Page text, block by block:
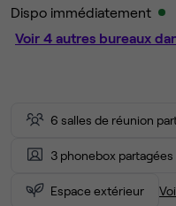
Dispo immédiatement
Voir 4 autres bureaux
6 salles de réunion
3 phonebox partagées
Espace extérieur